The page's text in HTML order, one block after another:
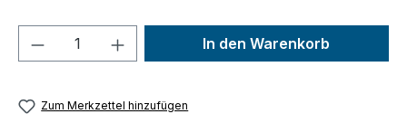
Produkt Anzahl: Gib denIn den Warenkorb
Zum Merkzettel hinzufügen